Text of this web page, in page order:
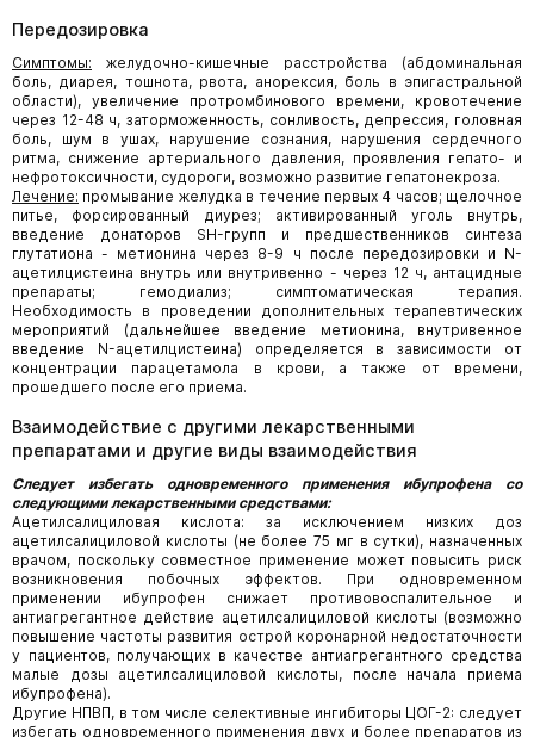
Передозировка
Симптомы: желудочно-кишечные расстройства (абдоминальная
боль, диарея, тошнота, рвота, анорексия, боль в эпигастральной
области), увеличение протромбинового времени, кровотечение
через 12-48 ч, заторможенность, сонливость, депрессия, головная
боль, шум в ушах, нарушение сознания, нарушения сердечного
ритма, снижение артериального давления, проявления гепато- и
нефротоксичности, судороги, возможно развитие гепатонекроза.
Лечение: промывание желудка в течение первых 4 часов; щелочное
питье, форсированный диурез; активированный уголь внутрь,
введение донаторов SH-групп и предшественников синтеза
глутатиона - метионина через 8-9 ч после передозировки и N-
ацетилцистеина внутрь или внутривенно - через 12 ч, антацидные
препараты; гемодиализ; симптоматическая терапия.
Необходимость в проведении дополнительных терапевтических
мероприятий (дальнейшее введение метионина, внутривенное
введение N-ацетилцистеина) определяется в зависимости от
концентрации парацетамола в крови, а также от времени,
прошедшего после его приема.
Взаимодействие с другими лекарственными
препаратами и другие виды взаимодействия
Следует избегать одновременного применения ибупрофена со
следующими лекарственными средствами:
Ацетилсалициловая кислота: за исключением низких доз
ацетилсалициловой кислоты (не более 75 мг в сутки), назначенных
врачом, поскольку совместное применение может повысить риск
возникновения побочных эффектов. При одновременном
применении ибупрофен снижает противовоспалительное и
антиагрегантное действие ацетилсалициловой кислоты (возможно
повышение частоты развития острой коронарной недостаточности
у пациентов, получающих в качестве антиагрегантного средства
малые дозы ацетилсалициловой кислоты, после начала приема
ибупрофена).
Другие НПВП, в том числе селективные ингибиторы ЦОГ-2: следует
избегать одновременного применения двух и более препаратов из